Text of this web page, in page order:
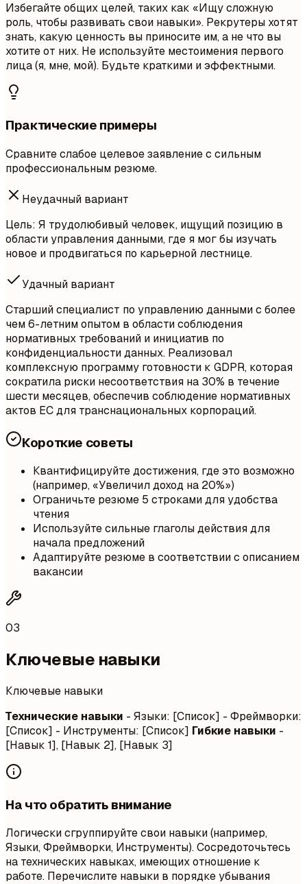
Избегайте общих целей, таких как «Ищу сложную
роль, чтобы развивать свои навыки». Рекрутеры хотят
знать, какую ценность вы приносите им, а не что вы
хотите от них. Не используйте местоимения первого
лица (я, мне, мой). Будьте краткими и эффектными.
Практические примеры
Сравните слабое целевое заявление с сильным
профессиональным резюме.
Неудачный вариант
Цель: Я трудолюбивый человек, ищущий позицию в
области управления данными, где я мог бы изучать
новое и продвигаться по карьерной лестнице.
Удачный вариант
Старший специалист по управлению данными с более
чем 6-летним опытом в области соблюдения
нормативных требований и инициатив по
конфиденциальности данных. Реализовал
комплексную программу готовности к GDPR, которая
сократила риски несоответствия на 30% в течение
шести месяцев, обеспечив соблюдение нормативных
актов ЕС для транснациональных корпораций.
Короткие советы
Квантифицируйте достижения, где это возможно
(например, «Увеличил доход на 20%»)
Ограничьте резюме 5 строками для удобства
чтения
Используйте сильные глаголы действия для
начала предложений
Адаптируйте резюме в соответствии с описанием
вакансии
03
Ключевые навыки
Ключевые навыки
Технические навыки - Языки: [Список] - Фреймворки:
[Список] - Инструменты: [Список] Гибкие навыки -
[Навык 1], [Навык 2], [Навык 3]
На что обратить внимание
Логически сгруппируйте свои навыки (например,
Языки, Фреймворки, Инструменты). Сосредоточьтесь
на технических навыках, имеющих отношение к
работе. Перечислите навыки в порядке убывания